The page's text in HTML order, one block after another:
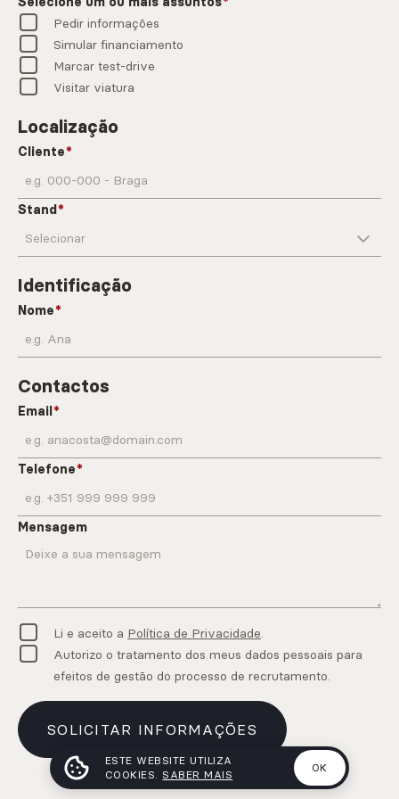
Pedir informações
Simular financiamento
Marcar test-drive
Visitar viatura
Localização
Cliente
Stand
Identificação
Nome
Contactos
Email
Telefone
Mensagem
Li e aceito a Política de Privacidade.
Autorizo o tratamento dos meus dados pessoais para
efeitos de gestão do processo de recrutamento.
SOLICITAR INFORMAÇÕES
ESTE WEBSITE UTILIZA
COOKIES. SABER MAIS
OK